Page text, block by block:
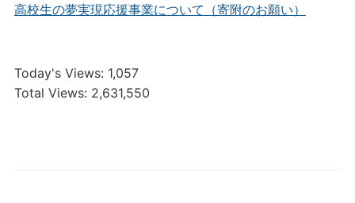
高校生の夢実現応援事業について（寄附のお願い）
Today's Views: 1,057
Total Views: 2,631,550